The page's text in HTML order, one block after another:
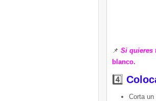
📌 Si quieres
blanco.
4️⃣
Corta